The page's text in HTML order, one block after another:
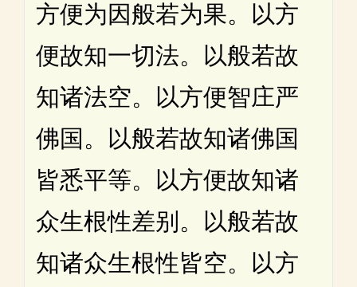
方便为因般若为果。以方
便故知一切法。以般若故
知诸法空。以方便智庄严
佛国。以般若故知诸佛国
皆悉平等。以方便故知诸
众生根性差别。以般若故
知诸众生根性皆空。以方